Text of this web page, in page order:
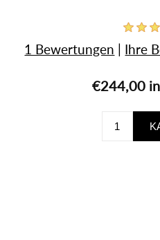
1 Bewertungen | Ihre
€244,00